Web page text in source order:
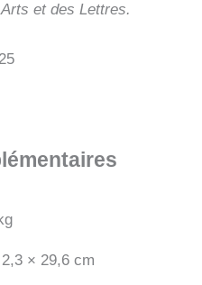
et des Lettres.
× 29,6 cm